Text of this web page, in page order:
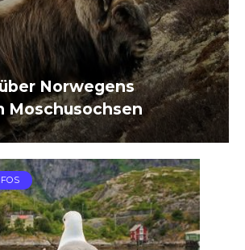
Norwegens
Moschusochsen